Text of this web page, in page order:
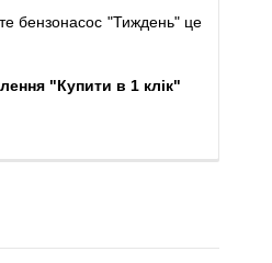
бензонасос "Тиждень" це
"Купити в 1 клік"